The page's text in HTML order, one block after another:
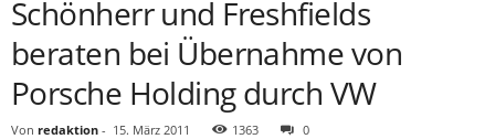
Schönherr und Freshfields
beraten bei Übernahme von
Porsche Holding durch VW
Von redaktion - 15. März 2011 1363 0